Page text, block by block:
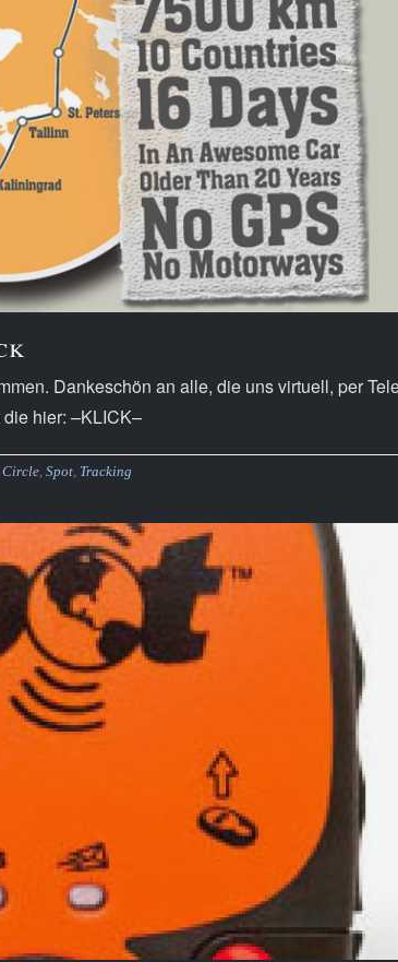
Dankeschön an alle, die uns virtuell, per
hier: –KLICK–
Circle, Spot, Tracking